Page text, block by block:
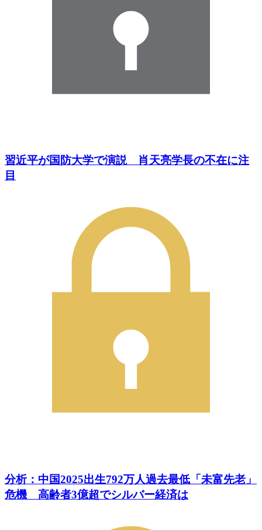
習近平が国防大学で演説 肖天亮学長の不在に注
目
分析：中国2025出生792万人過去最低「未富先老」
危機 高齢者3億超でシルバー経済は